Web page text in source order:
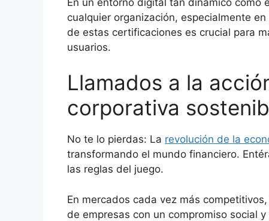
cualquier organización, especialmente
de estas certificaciones es crucial para
usuarios.
Llamados a la
corporativa
No te lo pierdas: La revolución de la
transformando el mundo financiero.
las reglas del juego.
En mercados cada vez más
de empresas con un compromiso social